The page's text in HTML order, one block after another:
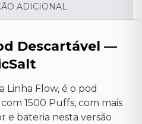
ADICIONAL
Descartável —
Flow, é o pod
1500 Puffs, com mais
e bateria nesta versão